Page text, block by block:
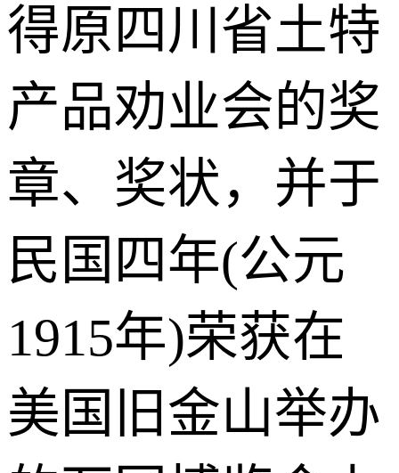
得原四川省土特
产品劝业会的奖
章、奖状，并于
民国四年(公元
1915年)荣获在
美国旧金山举办